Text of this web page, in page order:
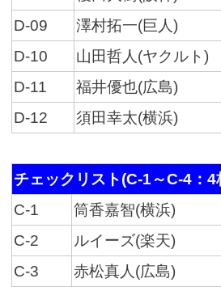
D-09
澤村拓一(巨人)
D-10
山田哲人(ヤクルト)
D-11
福井優也(広島)
D-12
須田幸太(横浜)
チェックリスト(C-1～C-4：4
C-1
筒香嘉智(横浜)
C-2
ルイーズ(楽天)
C-3
赤松真人(広島)